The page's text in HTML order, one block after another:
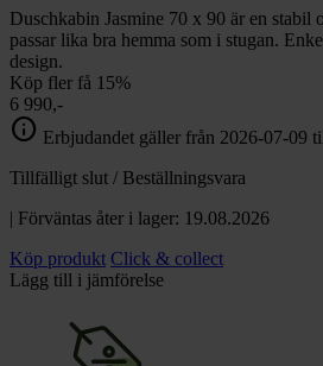
Duschkabin Jasmine 70 x 90 är en stabil
passar lika bra hemma som i stugan.
design.
Köp fler få 15%
6 990,-
info Erbjudandet gäller från 2026-07-09
Tillfälligt slut / Beställningsvara
| Förväntas åter i lager: 19.08.2026
Köp produkt Click & collect
Lägg till i jämförelse